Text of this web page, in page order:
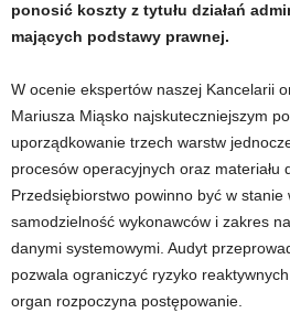
ponosić koszty z tytułu działań
mających podstawy prawnej.
W ocenie ekspertów naszej Kancelarii
Mariusza Miąsko najskuteczniejszym
uporządkowanie trzech warstw
procesów operacyjnych oraz materiału
Przedsiębiorstwo powinno być w stanie
samodzielność wykonawców i zakres
danymi systemowymi. Audyt
pozwala ograniczyć ryzyko
organ rozpoczyna postępowanie.